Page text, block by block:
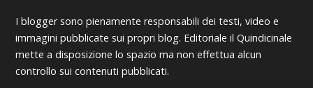
I blogger sono pienamente responsabili dei testi, video e
immagini pubblicate sui propri blog. Editoriale il Quindicinale
mette a disposizione lo spazio ma non effettua alcun
controllo sui contenuti pubblicati.